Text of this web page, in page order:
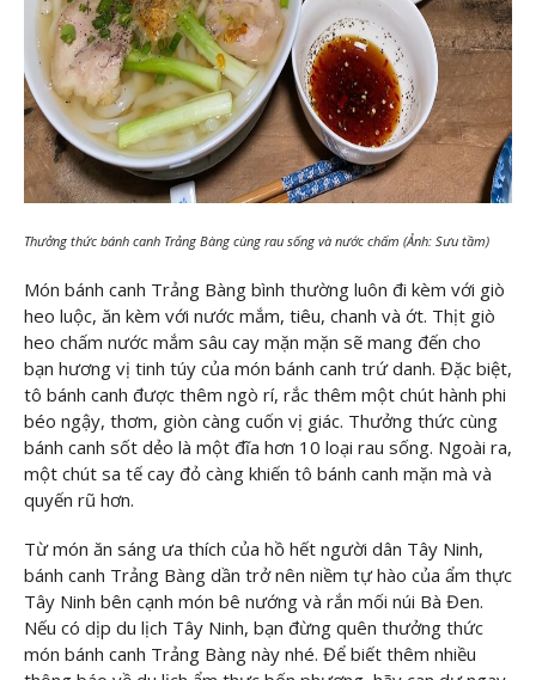
Thưởng thức bánh canh Trảng Bàng cùng rau sống và nước chấm (Ảnh: Sưu tầm)
Món bánh canh Trảng Bàng bình thường luôn đi kèm với giò
heo luộc, ăn kèm với nước mắm, tiêu, chanh và ớt. Thịt giò
heo chấm nước mắm sâu cay mặn mặn sẽ mang đến cho
bạn hương vị tinh túy của món bánh canh trứ danh. Đặc biệt,
tô bánh canh được thêm ngò rí, rắc thêm một chút hành phi
béo ngậy, thơm, giòn càng cuốn vị giác. Thưởng thức cùng
bánh canh sốt dẻo là ​​một đĩa hơn 10 loại rau sống. Ngoài ra,
một chút sa tế cay đỏ càng khiến tô bánh canh mặn mà và
quyến rũ hơn.
Từ món ăn sáng ưa thích của hồ hết người dân Tây Ninh,
bánh canh Trảng Bàng dần trở nên niềm tự hào của ẩm thực
Tây Ninh bên cạnh món bê nướng và rắn mối núi Bà Đen.
Nếu có dịp du lịch Tây Ninh, bạn đừng quên thưởng thức
món bánh canh Trảng Bàng này nhé. Để biết thêm nhiều